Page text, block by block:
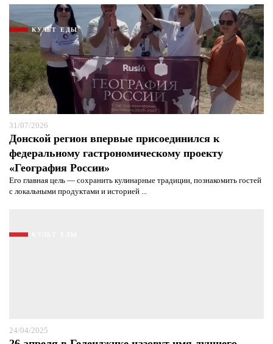
КУЛЬТ ЕДЫ
31/07/2026
Донской регион впервые присоединился к
федеральному гастрономическому проекту
«География России»
Его главная цель — сохранить кулинарные традиции, познакомить гостей
с локальными продуктами и историей ...
24/04/2025